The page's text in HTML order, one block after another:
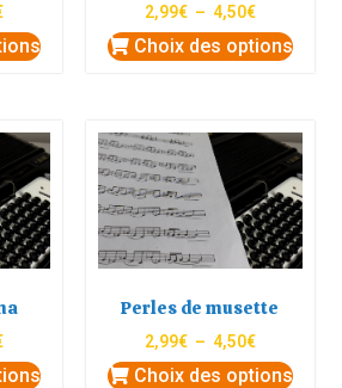
2,99€ – 4,50€
Choix des options
Perles de musette
2,99€ – 4,50€
Choix des options